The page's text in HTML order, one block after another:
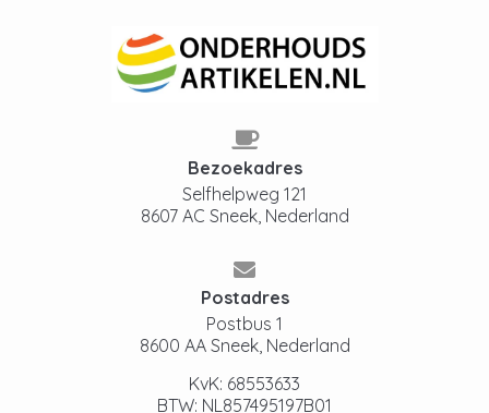
Bezoekadres
Selfhelpweg 121
8607 AC Sneek, Nederland
Postadres
Postbus 1
8600 AA Sneek, Nederland
KvK: 68553633
BTW: NL857495197B01